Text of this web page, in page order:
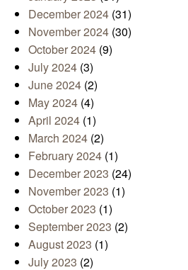
December 2024 (31)
November 2024 (30)
October 2024 (9)
July 2024 (3)
June 2024 (2)
May 2024 (4)
April 2024 (1)
March 2024 (2)
February 2024 (1)
December 2023 (24)
November 2023 (1)
October 2023 (1)
September 2023 (2)
August 2023 (1)
July 2023 (2)